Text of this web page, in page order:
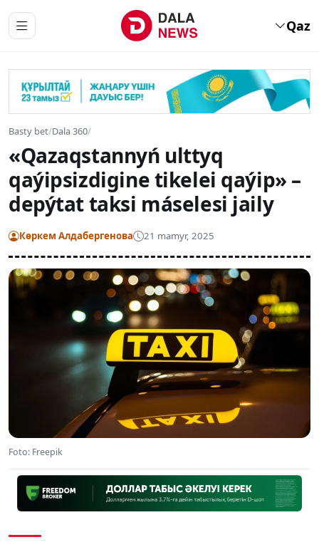
Qaz
Basty bet/Dala 360/
«Qazaqstannyń ulttyq
qaýipsizdigine tikelei qaýip» –
depýtat taksi máselesi jaily
Көркем Алдабергенова 21 mamyr, 2025
Foto: Freepik